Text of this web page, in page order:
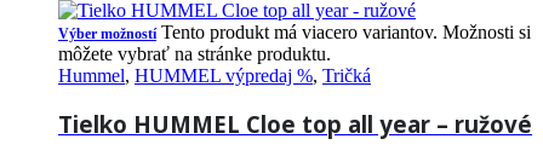
Výber možností Tento produkt má viacero variantov. Možnosti si
môžete vybrať na stránke produktu.
Hummel, HUMMEL výpredaj %, Tričká
Tielko HUMMEL Cloe top all year – ružové